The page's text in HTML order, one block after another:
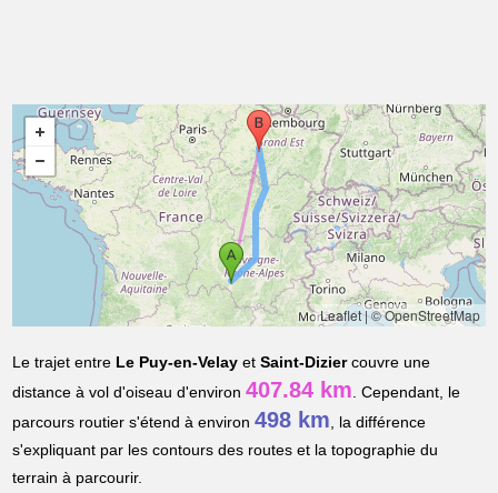
Leaflet|© OpenStreetMap
Le trajet entre Le Puy-en-Velay etSaint-Diziercouvre une
distance à vol d'oiseau d'environ407.84 km. Cependant, le
parcours routier s'étend à environ498 km, la différence
s'expliquant par les contours des routes et la topographie du
terrain à parcourir.